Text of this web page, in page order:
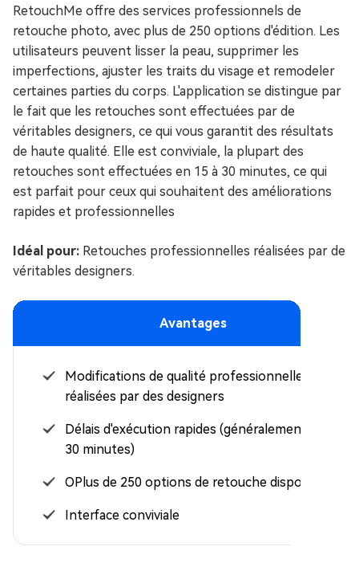
RetouchMe offre des services professionnels de
retouche photo, avec plus de 250 options d'édition. Les
utilisateurs peuvent lisser la peau, supprimer les
imperfections, ajuster les traits du visage et remodeler
certaines parties du corps. L'application se distingue par
le fait que les retouches sont effectuées par de
véritables designers, ce qui vous garantit des résultats
de haute qualité. Elle est conviviale, la plupart des
retouches sont effectuées en 15 à 30 minutes, ce qui
est parfait pour ceux qui souhaitent des améliorations
rapides et professionnelles
Idéal pour: Retouches professionnelles réalisées par de
véritables designers.
Avantages
Modifications de qualité professionnelle
réalisées par des designers
Délais d'exécution rapides (généralement 15 à
30 minutes)
OPlus de 250 options de retouche disponibles
Interface conviviale